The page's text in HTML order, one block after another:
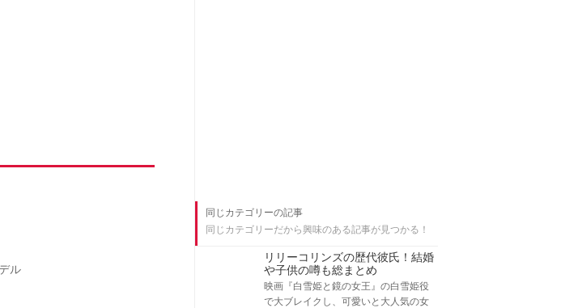
ル
同じカテゴリーの記事
同じカテゴリーだから興味のある記事が見つかる！
リリーコリンズの歴代彼氏！結婚
や子供の噂も総まとめ
映画『白雪姫と鏡の女王』の白雪姫役
で大ブレイクし、可愛いと大人気の女